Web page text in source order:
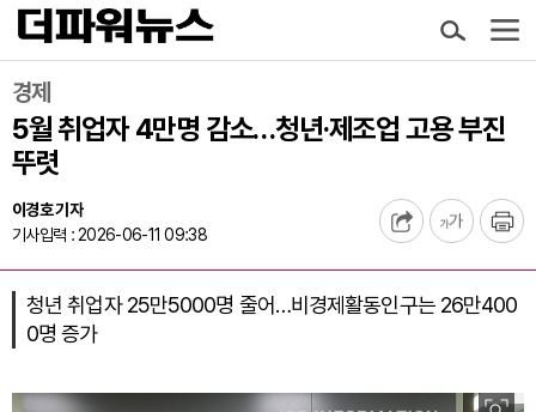
경제
5월 취업자 4만명 감소…청년·제조업 고용 부진
뚜렷
이경호 기자
기사입력 : 2026-06-11 09:38
청년 취업자 25만5000명 줄어…비경제활동인구는 26만400
0명 증가